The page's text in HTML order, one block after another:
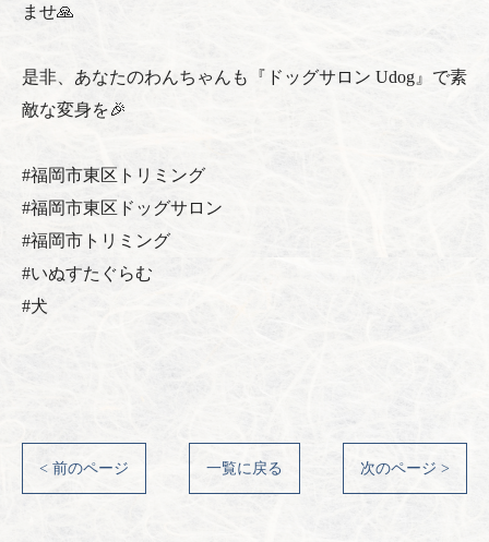
ませ🙏
是非、あなたのわんちゃんも『ドッグサロン Udog』で素
敵な変身を🎉
#福岡市東区トリミング
#福岡市東区ドッグサロン
#福岡市トリミング
#いぬすたぐらむ
#犬
< 前のページ 一覧に戻る 次のページ >